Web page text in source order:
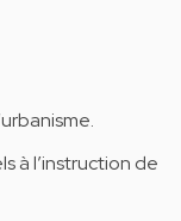
à l’instruction de